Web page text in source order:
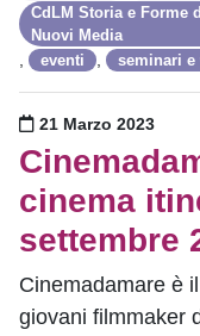
CdLM Storia e Forme
Nuovi Media
eventi seminari
Pubblicato il
21 Marzo 2023
cinema
settembre
Cinemadamare è
giovani filmmaker